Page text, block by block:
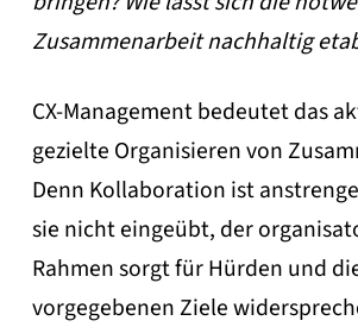
Zusammenarbeit nachhaltig
CX-Management bedeutet das
gezielte Organisieren von
Denn Kollaboration ist
sie nicht eingeübt, der
Rahmen sorgt für Hürden und
vorgegebenen Ziele